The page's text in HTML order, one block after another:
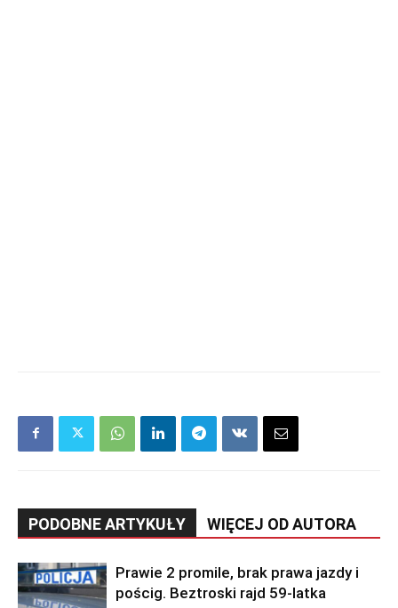
PODOBNE ARTYKUŁY WIĘCEJ OD AUTORA
Prawie 2 promile, brak prawa jazdy i
pościg. Beztroski rajd 59-latka